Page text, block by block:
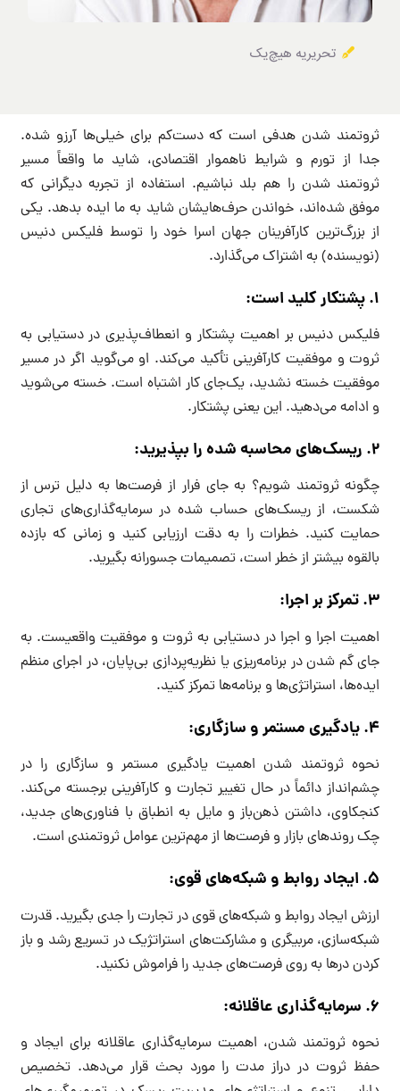
تحریریه هیچ‌یک
ثروتمند شدن هدفی است که دست‌کم برای خیلی‌ها آرزو شده.
جدا از تورم و شرایط ناهموار اقتصادی، شاید ما واقعاً مسیر
ثروتمند شدن را هم بلد نباشیم. استفاده از تجربه دیگرانی که
موفق شده‌اند، خواندن حرف‌هایشان شاید به ما ایده بدهد. یکی
از بزرگ‌ترین کارآفرینان جهان اسرا خود را توسط فلیکس دنیس
(نویسنده) به اشتراک می‌گذارد.
۱. پشتکار کلید است:
فلیکس دنیس بر اهمیت پشتکار و انعطاف‌پذیری در دستیابی به
ثروت و موفقیت کارآفرینی تأکید می‌کند. او می‌گوید اگر در مسیر
موفقیت خسته نشدید، یک‌جای کار اشتباه است. خسته می‌شوید
و ادامه می‌دهید. این یعنی پشتکار.
۲. ریسک‌های محاسبه شده را بپذیرید:
چگونه ثروتمند شویم؟ به جای فرار از فرصت‌ها به دلیل ترس از
شکست، از ریسک‌های حساب شده در سرمایه‌گذاری‌های تجاری
حمایت کنید. خطرات را به دقت ارزیابی کنید و زمانی که بازده
بالقوه بیشتر از خطر است، تصمیمات جسورانه بگیرید.
۳. تمرکز بر اجرا:
اهمیت اجرا و اجرا در دستیابی به ثروت و موفقیت واقعیست. به
جای گم شدن در برنامه‌ریزی یا نظریه‌پردازی بی‌پایان، در اجرای منظم
ایده‌ها، استراتژی‌ها و برنامه‌ها تمرکز کنید.
۴. یادگیری مستمر و سازگاری:
نحوه ثروتمند شدن اهمیت یادگیری مستمر و سازگاری را در
چشم‌انداز دائماً در حال تغییر تجارت و کارآفرینی برجسته می‌کند.
کنجکاوی، داشتن ذهن‌باز و مایل به انطباق با فناوری‌های جدید،
چک روندهای بازار و فرصت‌ها از مهم‌ترین عوامل ثروتمندی است.
۵. ایجاد روابط و شبکه‌های قوی:
ارزش ایجاد روابط و شبکه‌های قوی در تجارت را جدی بگیرید. قدرت
شبکه‌سازی، مربیگری و مشارکت‌های استراتژیک در تسریع رشد و باز
کردن درها به روی فرصت‌های جدید را فراموش نکنید.
۶. سرمایه‌گذاری عاقلانه:
نحوه ثروتمند شدن، اهمیت سرمایه‌گذاری عاقلانه برای ایجاد و
حفظ ثروت در دراز مدت را مورد بحث قرار می‌دهد. تخصیص